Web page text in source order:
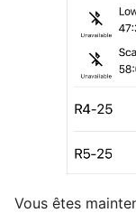
Vous êtes